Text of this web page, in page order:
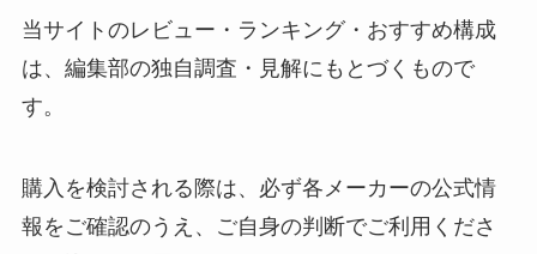
当サイトのレビュー・ランキング・おすすめ構成
は、編集部の独自調査・見解にもとづくもので
す。
購入を検討される際は、必ず各メーカーの公式情
報をご確認のうえ、ご自身の判断でご利用くださ